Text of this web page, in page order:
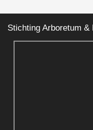
Stichting Arboretum